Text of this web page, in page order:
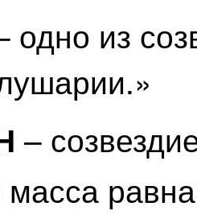
одно из
–
масса